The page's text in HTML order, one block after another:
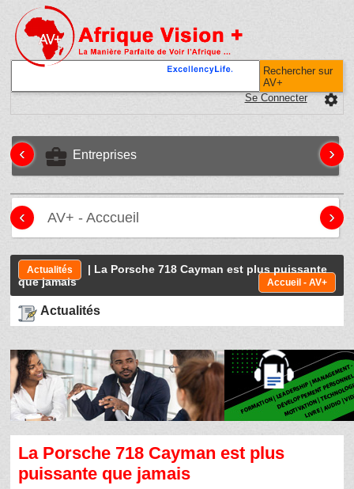
Rechercher sur
AV+
settings
Se Connecter
business_center Entreprises
‹ ›
AV+ - Acccueil
‹ ›
Actualités
| La Porsche 718 Cayman est plus puissante
que jamais
Accueil - AV+
Actualités
La Porsche 718 Cayman est plus
puissante que jamais